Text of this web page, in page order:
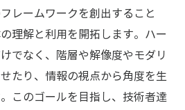
レームワークを創出すること
理解と利用を開拓します。ハー
でなく、階層や解像度やモダリ
たり、情報の視点から角度を生
このゴールを目指し、技術者達